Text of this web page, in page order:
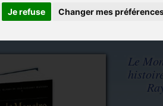
Je refuse Changer mes
éd. Terre de Brume
Le